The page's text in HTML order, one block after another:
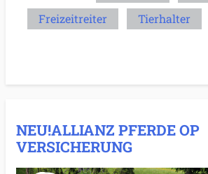
Freizeitreiter
Tierhalter
NEU!ALLIANZ PFERDE OP
VERSICHERUNG